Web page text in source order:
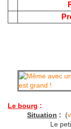
Le bourg :
Situation : (
Le